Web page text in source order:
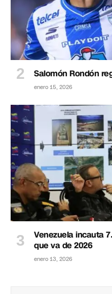
Salomón Rondón
enero 15, 2026
Venezuela incauta
que va de 2026
enero 13, 2026